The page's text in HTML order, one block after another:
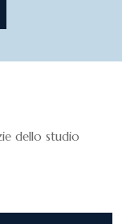
dello studio